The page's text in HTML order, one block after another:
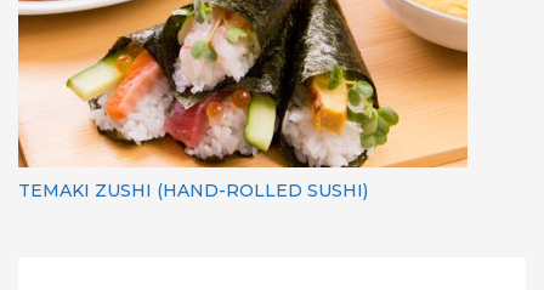
TEMAKI ZUSHI (HAND-ROLLED SUSHI)